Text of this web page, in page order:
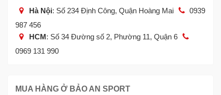
Hà Nội: Số 234 Định Công, Quận Hoàng Mai
0939
987 456
HCM: Số 34 Đường số 2, Phường 11, Quận 6
0969 131 990
MUA HÀNG Ở BẢO AN SPORT